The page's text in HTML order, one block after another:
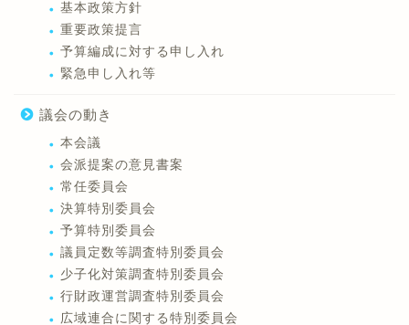
基本政策方針
重要政策提言
予算編成に対する申し入れ
緊急申し入れ等
議会の動き
本会議
会派提案の意見書案
常任委員会
決算特別委員会
予算特別委員会
議員定数等調査特別委員会
少子化対策調査特別委員会
行財政運営調査特別委員会
広域連合に関する特別委員会